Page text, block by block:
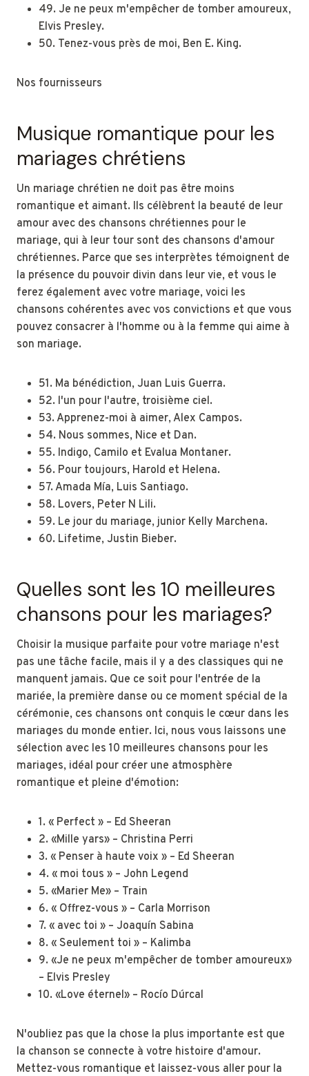
49. Je ne peux m'empêcher de tomber amoureux,
Elvis Presley.
50. Tenez-vous près de moi, Ben E. King.
Nos fournisseurs
Musique romantique pour les
mariages chrétiens
Un mariage chrétien ne doit pas être moins
romantique et aimant. Ils célèbrent la beauté de leur
amour avec des chansons chrétiennes pour le
mariage, qui à leur tour sont des chansons d'amour
chrétiennes. Parce que ses interprètes témoignent de
la présence du pouvoir divin dans leur vie, et vous le
ferez également avec votre mariage, voici les
chansons cohérentes avec vos convictions et que vous
pouvez consacrer à l'homme ou à la femme qui aime à
son mariage.
51. Ma bénédiction, Juan Luis Guerra.
52. l'un pour l'autre, troisième ciel.
53. Apprenez-moi à aimer, Alex Campos.
54. Nous sommes, Nice et Dan.
55. Indigo, Camilo et Evalua Montaner.
56. Pour toujours, Harold et Helena.
57. Amada Mía, Luis Santiago.
58. Lovers, Peter N Lili.
59. Le jour du mariage, junior Kelly Marchena.
60. Lifetime, Justin Bieber.
Quelles sont les 10 meilleures
chansons pour les mariages?
Choisir la musique parfaite pour votre mariage n'est
pas une tâche facile, mais il y a des classiques qui ne
manquent jamais. Que ce soit pour l'entrée de la
mariée, la première danse ou ce moment spécial de la
cérémonie, ces chansons ont conquis le cœur dans les
mariages du monde entier. Ici, nous vous laissons une
sélection avec les 10 meilleures chansons pour les
mariages, idéal pour créer une atmosphère
romantique et pleine d'émotion:
1. « Perfect » – Ed Sheeran
2. «Mille yars» – Christina Perri
3. « Penser à haute voix » – Ed Sheeran
4. « moi tous » – John Legend
5. «Marier Me» – Train
6. « Offrez-vous » – Carla Morrison
7. « avec toi » – Joaquín Sabina
8. « Seulement toi » – Kalimba
9. «Je ne peux m'empêcher de tomber amoureux»
– Elvis Presley
10. «Love éternel» – Rocío Dúrcal
N'oubliez pas que la chose la plus importante est que
la chanson se connecte à votre histoire d'amour.
Mettez-vous romantique et laissez-vous aller pour la